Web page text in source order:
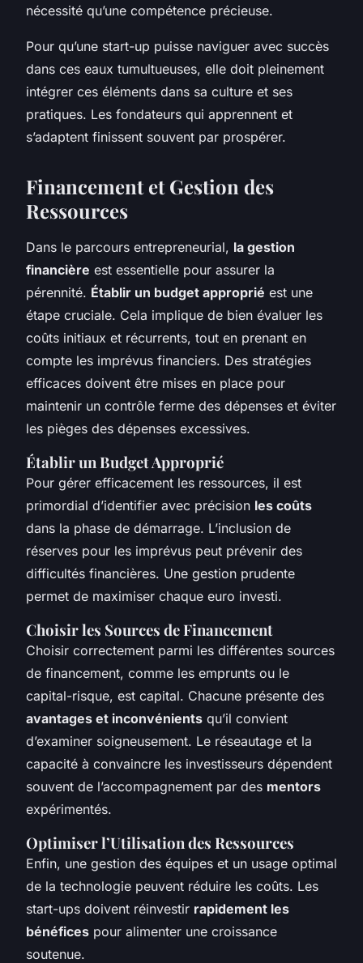
nécessité qu’une compétence précieuse.
Pour qu’une start-up puisse naviguer avec succès
dans ces eaux tumultueuses, elle doit pleinement
intégrer ces éléments dans sa culture et ses
pratiques. Les fondateurs qui apprennent et
s’adaptent finissent souvent par prospérer.
Financement et Gestion des
Ressources
Dans le parcours entrepreneurial, la gestion
financière est essentielle pour assurer la
pérennité. Établir un budget approprié est une
étape cruciale. Cela implique de bien évaluer les
coûts initiaux et récurrents, tout en prenant en
compte les imprévus financiers. Des stratégies
efficaces doivent être mises en place pour
maintenir un contrôle ferme des dépenses et éviter
les pièges des dépenses excessives.
Établir un Budget Approprié
Pour gérer efficacement les ressources, il est
primordial d’identifier avec précision les coûts
dans la phase de démarrage. L’inclusion de
réserves pour les imprévus peut prévenir des
difficultés financières. Une gestion prudente
permet de maximiser chaque euro investi.
Choisir les Sources de Financement
Choisir correctement parmi les différentes sources
de financement, comme les emprunts ou le
capital-risque, est capital. Chacune présente des
avantages et inconvénients qu’il convient
d’examiner soigneusement. Le réseautage et la
capacité à convaincre les investisseurs dépendent
souvent de l’accompagnement par des mentors
expérimentés.
Optimiser l’Utilisation des Ressources
Enfin, une gestion des équipes et un usage optimal
de la technologie peuvent réduire les coûts. Les
start-ups doivent réinvestir rapidement les
bénéfices pour alimenter une croissance
soutenue.